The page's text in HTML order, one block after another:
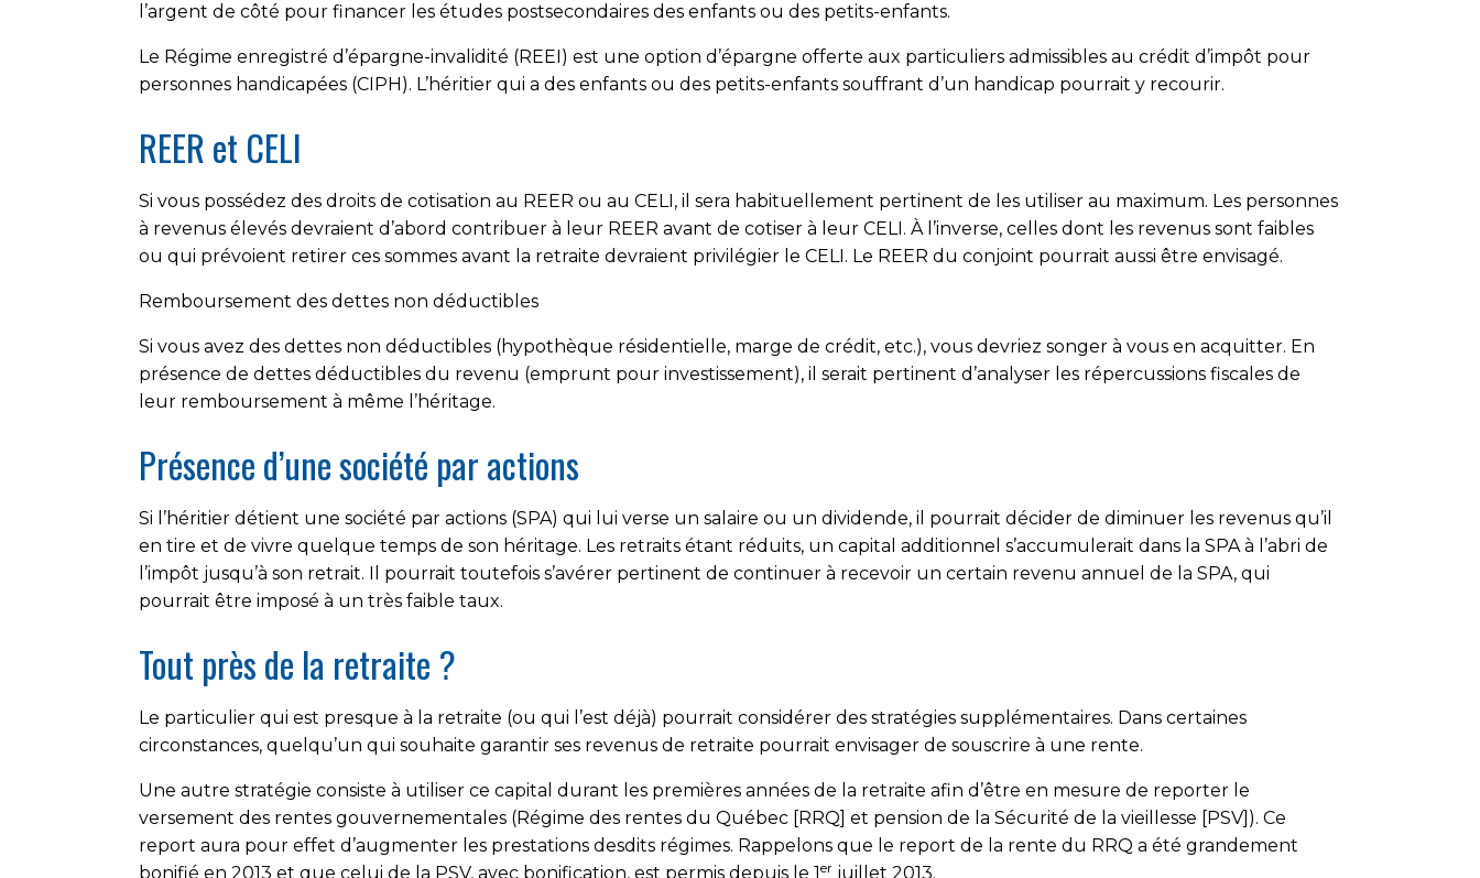
l’argent de côté pour financer les études postsecondaires des enfants ou des petits-enfants.
Le Régime enregistré d’épargne-invalidité (REEI) est une option d’épargne offerte aux particuliers admissibles au crédit d’impôt pour
personnes handicapées (CIPH). L’héritier qui a des enfants ou des petits-enfants souffrant d’un handicap pourrait y recourir.
REER et CELI
Si vous possédez des droits de cotisation au REER ou au CELI, il sera habituellement pertinent de les utiliser au maximum. Les personnes
à revenus élevés devraient d’abord contribuer à leur REER avant de cotiser à leur CELI. À l’inverse, celles dont les revenus sont faibles
ou qui prévoient retirer ces sommes avant la retraite devraient privilégier le CELI. Le REER du conjoint pourrait aussi être envisagé.
Remboursement des dettes non déductibles
Si vous avez des dettes non déductibles (hypothèque résidentielle, marge de crédit, etc.), vous devriez songer à vous en acquitter. En
présence de dettes déductibles du revenu (emprunt pour investissement), il serait pertinent d’analyser les répercussions fiscales de
leur remboursement à même l’héritage.
Présence d’une société par actions
Si l’héritier détient une société par actions (SPA) qui lui verse un salaire ou un dividende, il pourrait décider de diminuer les revenus qu’il
en tire et de vivre quelque temps de son héritage. Les retraits étant réduits, un capital additionnel s’accumulerait dans la SPA à l’abri de
l’impôt jusqu’à son retrait. Il pourrait toutefois s’avérer pertinent de continuer à recevoir un certain revenu annuel de la SPA, qui
pourrait être imposé à un très faible taux.
Tout près de la retraite ?
Le particulier qui est presque à la retraite (ou qui l’est déjà) pourrait considérer des stratégies supplémentaires. Dans certaines
circonstances, quelqu’un qui souhaite garantir ses revenus de retraite pourrait envisager de souscrire à une rente.
Une autre stratégie consiste à utiliser ce capital durant les premières années de la retraite afin d’être en mesure de reporter le
versement des rentes gouvernementales (Régime des rentes du Québec [RRQ] et pension de la Sécurité de la vieillesse [PSV]). Ce
report aura pour effet d’augmenter les prestations desdits régimes. Rappelons que le report de la rente du RRQ a été grandement
bonifié en 2013 et que celui de la PSV, avec bonification, est permis depuis le 1er juillet 2013.